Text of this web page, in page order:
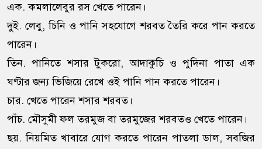
এক. কমলালেবুর রস খেতে পারেন।
দুই. লেবু, চিনি ও পানি সহযোগে শরবত তৈরি করে পান করতে
পারেন।
তিন. পানিতে শসার টুকরো, আদাকুচি ও পুদিনা পাতা এক
ঘণ্টার জন্য ভিজিয়ে রেখে ওই পানি পান করতে পারেন।
চার. খেতে পারেন শসার শরবত।
পাঁচ. মৌসুমী ফল তরমুজ বা তরমুজের শরবতও খেতে পারেন।
ছয়. নিয়মিত খাবারে যোগ করতে পারেন পাতলা ডাল, সবজির